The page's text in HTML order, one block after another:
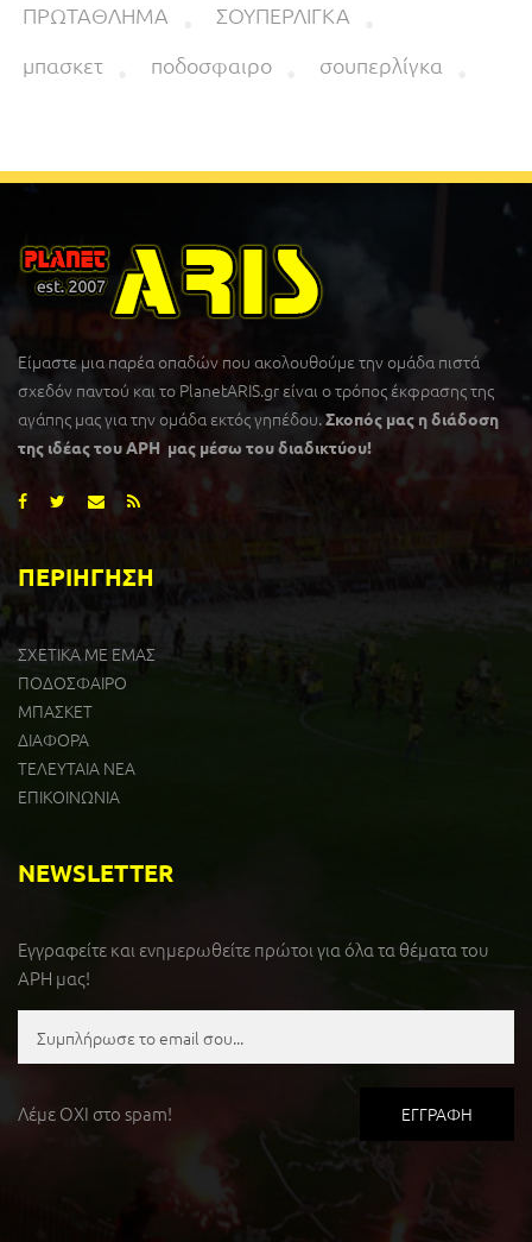
ΠΡΩΤΑΘΛΗΜΑ
ΣΟΥΠΕΡΛΙΓΚΑ
μπασκετ
ποδοσφαιρο σουπερλίγκα
Είμαστε μια παρέα οπαδών που ακολουθούμε την ομάδα πιστά
σχεδόν παντού και το PlanetARIS.gr είναι ο τρόπος έκφρασης της
αγάπης μας για την ομάδα εκτός γηπέδου.Σκοπός μας η διάδοση
της ιδέας του ΑΡΗ μας μέσω του διαδικτύου!
ΠΕΡΙΗΓΗΣΗ
ΣΧΕΤΙΚΑ ΜΕ ΕΜΑΣ
ΠΟΔΟΣΦΑΙΡΟ
ΜΠΑΣΚΕΤ
ΔΙΑΦΟΡΑ
ΤΕΛΕΥΤΑΙΑ ΝΕΑ
ΕΠΙΚΟΙΝΩΝΙΑ
NEWSLETTER
Εγγραφείτε και ενημερωθείτε πρώτοι για όλα τα θέματα του
ΑΡΗ μας!
Λέμε ΟΧΙ στο spam!